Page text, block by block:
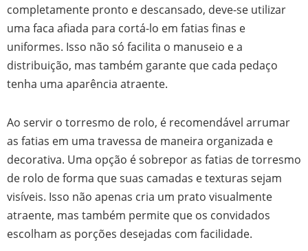
completamente pronto e descansado, deve-se utilizar
uma faca afiada para cortá-lo em fatias finas e
uniformes. Isso não só facilita o manuseio e a
distribuição, mas também garante que cada pedaço
tenha uma aparência atraente.
Ao servir o torresmo de rolo, é recomendável arrumar
as fatias em uma travessa de maneira organizada e
decorativa. Uma opção é sobrepor as fatias de torresmo
de rolo de forma que suas camadas e texturas sejam
visíveis. Isso não apenas cria um prato visualmente
atraente, mas também permite que os convidados
escolham as porções desejadas com facilidade.